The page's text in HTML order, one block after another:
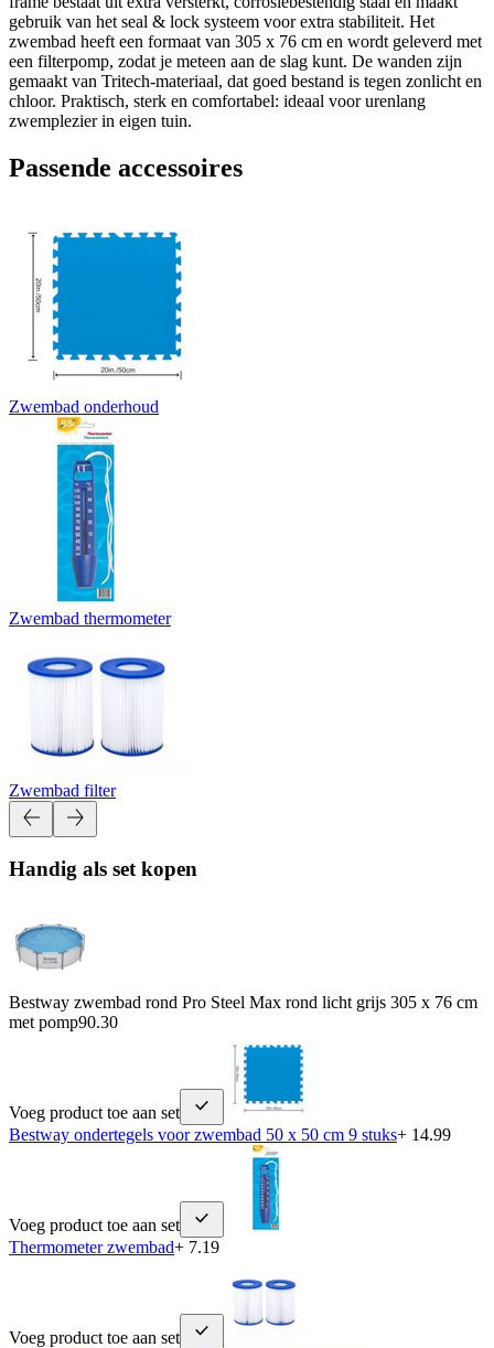
gebruik van het seal & lock systeem voor extra stabiliteit. Het
zwembad heeft een formaat van 305 x 76 cm en wordt geleverd met
een filterpomp, zodat je meteen aan de slag kunt. De wanden zijn
gemaakt van Tritech-materiaal, dat goed bestand is tegen zonlicht en
chloor. Praktisch, sterk en comfortabel: ideaal voor urenlang
zwemplezier in eigen tuin.
Passende accessoires
Zwembad onderhoud
Zwembad thermometer
Zwembad filter
Handig als set kopen
Bestway zwembad rond Pro Steel Max rond licht grijs 305 x 76 cm
met pomp90.30
Voeg product toe aan set
Bestway ondertegels voor zwembad 50 x 50 cm 9 stuks+ 14.99
Voeg product toe aan set
Thermometer zwembad+ 7.19
Voeg product toe aan set